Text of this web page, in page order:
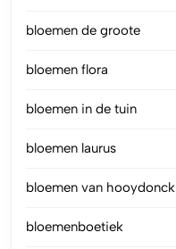
bloemen de groote
bloemen flora
bloemen in de tuin
bloemen laurus
bloemen van hooydonck
bloemenboetiek